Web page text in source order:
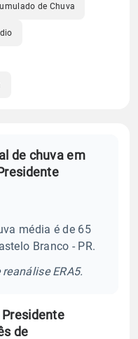
de Chuva
de chuva em
média é de 65
Branco - PR.
ERA5.
de